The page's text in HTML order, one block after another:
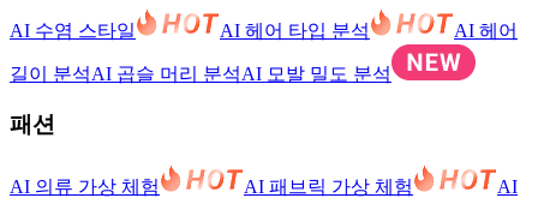
AI 수염 스타일 AI 헤어 타입 분석 AI 헤어
길이 분석AI 곱슬 머리 분석AI 모발 밀도 분석
패션
AI 의류 가상 체험 AI 패브릭 가상 체험
AI